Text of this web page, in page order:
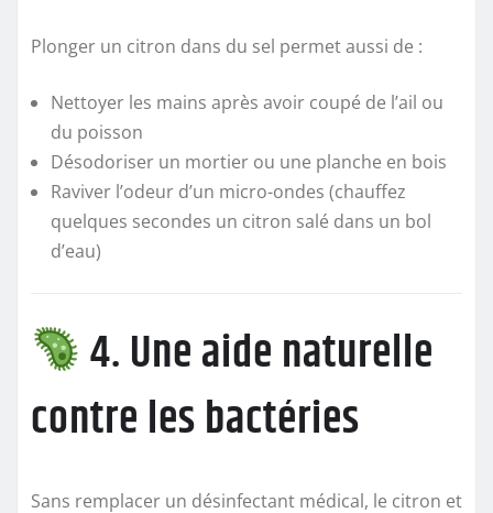
Plonger un citron dans du sel permet aussi de :
Nettoyer les mains après avoir coupé de l’ail ou
du poisson
Désodoriser un mortier ou une planche en bois
Raviver l’odeur d’un micro-ondes (chauffez
quelques secondes un citron salé dans un bol
d’eau)
4. Une aide naturelle
contre les bactéries
Sans remplacer un désinfectant médical, le citron et